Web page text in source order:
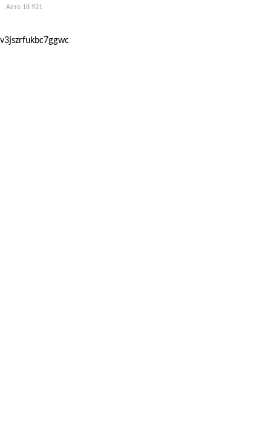
Авто 18 921
v3jszrfukbc7ggwc